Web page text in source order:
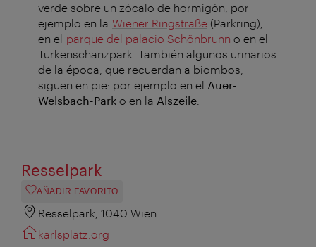
verde sobre un zócalo de hormigón, por
ejemplo en la Wiener Ringstraße (Parkring),
en el parque del palacio Schönbrunn o en el
Türkenschanzpark. También algunos urinarios
de la época, que recuerdan a biombos,
siguen en pie: por ejemplo en el Auer-
Welsbach-Park o en la Alszeile
Resselpark
AÑADIR FAVORITO
Resselpark, 1040 Wien
karlsplatz.org